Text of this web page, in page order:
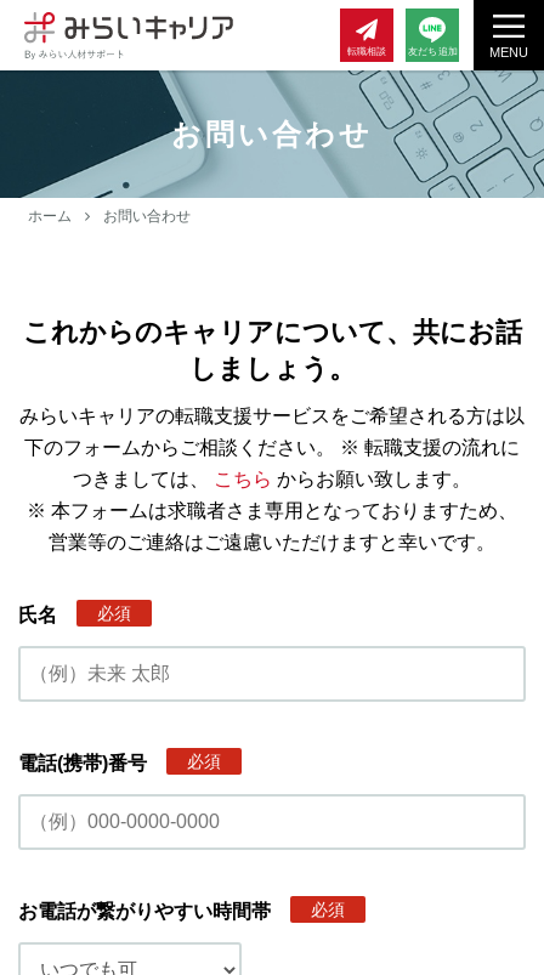
MENU
転職相談 友だち追加
お問い合わせ
ホーム お問い合わせ
これからのキャリアについて、共にお話
しましょう。
みらいキャリアの転職支援サービスをご希望される方は以
下のフォームからご相談ください。
※ 転職支援の流れに
つきましては、
こちら からお願い致します。
※ 本フォームは求職者さま専用となっておりますため、
営業等のご連絡はご遠慮いただけますと幸いです。
氏名 必須
電話(携帯)番号 必須
お電話が繋がりやすい時間帯 必須